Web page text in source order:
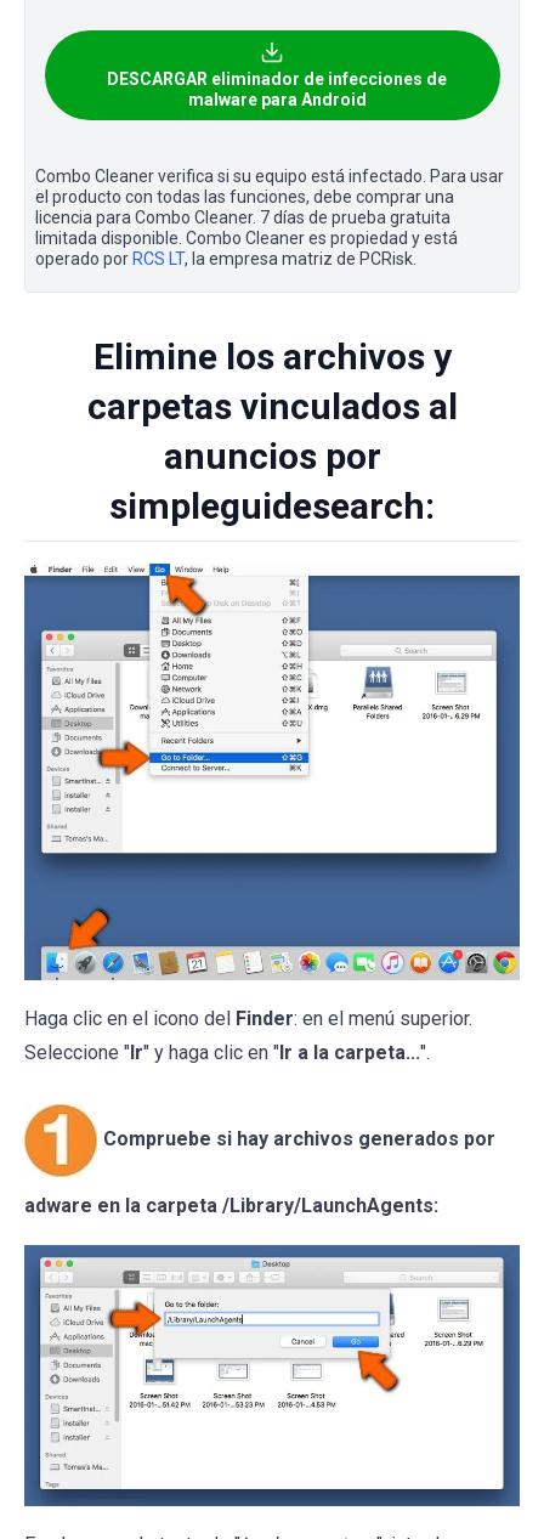
DESCARGAR eliminador de infecciones de
malware para Android
Combo Cleaner verifica si su equipo está infectado. Para usar
el producto con todas las funciones, debe comprar una
licencia para Combo Cleaner. 7 días de prueba gratuita
limitada disponible. Combo Cleaner es propiedad y está
operado por RCS LT, la empresa matriz de PCRisk.
Elimine los archivos y
carpetas vinculados al
anuncios por
simpleguidesearch:
Haga clic en el icono del Finder: en el menú superior.
Seleccione "Ir" y haga clic en "Ir a la carpeta...".
Compruebe si hay archivos generados por
adware en la carpeta /Library/LaunchAgents: